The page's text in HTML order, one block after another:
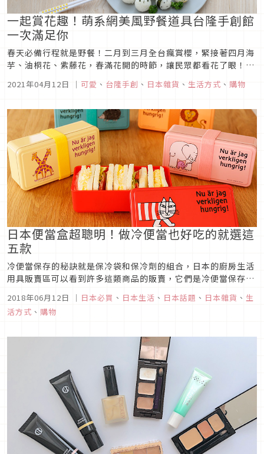
一起賞花趣！萌系網美風野餐道具台隆手創館
一次滿足你
春天必備行程就是野餐！二月到三月全台瘋賞櫻，緊接著四月海
芋、油桐花、紫藤花，春滿花開的時節，讓民眾都看花了眼！近
花景點野餐，也喜歡在家中附近公園，甚至自家頂樓、陽台隨興
是擁有美型、萌系、網...
2021年04月12日 ｜ 可愛 、 台隆手創 、 日本雜貨 、 生活方式 、 購物
日本便當盒超聰明！做冷便當也好吃的就選這
五款
冷便當保存的秘訣就是保冷袋和保冷劑的組合，日本的廚房生活
用具販賣區可以看到許多這類商品的販賣，它們是冷便當保存不
直接設計成有保冷劑的功能，讓便當的保存和鮮度更方便維持，
而且還可以讓便當更美味喔。天氣炎熱如果你也想要帶冷便當，
2018年06月12日 ｜ 日本必買 、 日本生活 、 日本話題 、 日本雜貨 、 生
活方式 、 購物